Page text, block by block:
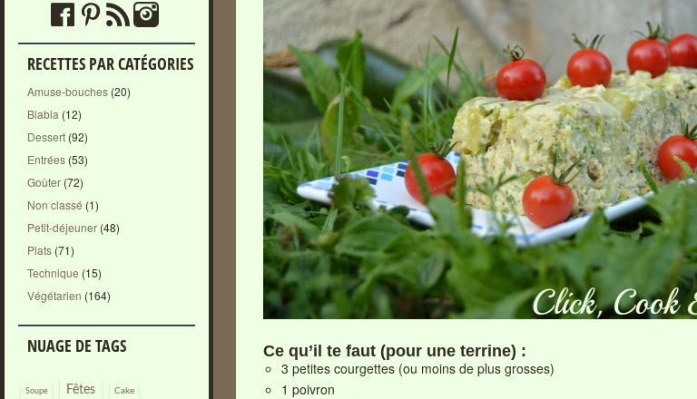
RECETTES PAR CATÉGORIES
Amuse-bouches (20)
Blabla (12)
Dessert (92)
Entrées (53)
Goûter (72)
Non classé (1)
Petit-déjeuner (48)
Plats (71)
Technique (15)
Végétarien (164)
NUAGE DE TAGS
Soupe Fêtes Cake
Ce qu’il te faut (pour une terrine) :
3 petites courgettes (ou moins de plus grosses)
1 poivron